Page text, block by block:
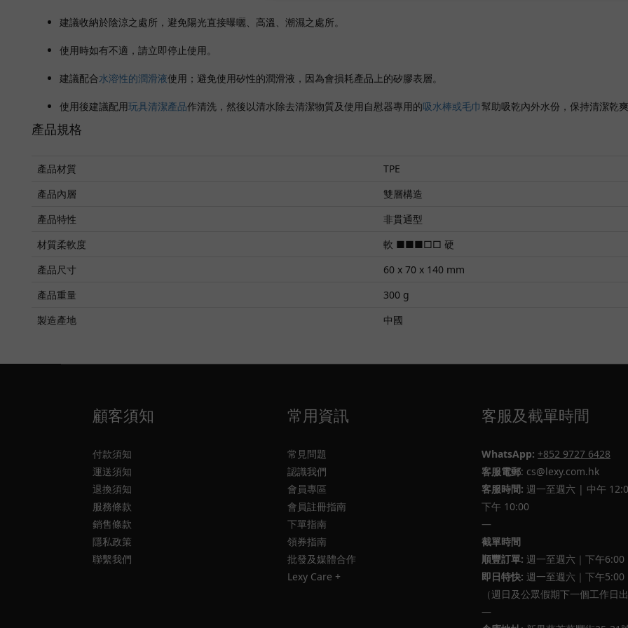
建議收納於陰涼之處所，避免陽光直接曝曬、高溫、潮濕之處所。
使用時如有不適，請立即停止使用。
建議配合水溶性的潤滑液使用；避免使用矽性的潤滑液，因為會損耗產品上的矽膠表層。
使用後建議配用玩具清潔產品作清洗，然後以清水除去清潔物質及使用自慰器專用的吸水棒或毛巾幫助吸乾內外水份，保持清潔乾
產品規格
產品材質
TPE
產品內層
雙層構造
產品特性
非貫通型
材質柔軟度
軟 ■■■□□ 硬
產品尺寸
60 x 70 x 140 mm
產品重量
300 g
製造產地
中國
顧客須知
付款須知
運送須知
退換須知
服務條款
銷售條款
隱私政策
聯繫我們
常用資訊
常見問題
認識我們
會員專區
會員註冊指南
下單指南
領券指南
批發及媒體合作
Lexy Care +
客服及截單時間
WhatsApp: +852 9727 6428
客服電郵: cs@lexy.com.hk
客服時間: 週一至週六 | 中午
下午 10:00
—
截單時間
順豐訂單: 週一至週六｜下午6:00
即日特快: 週一至週六｜下午5:00
（週日及公眾假期下一個工作日
—